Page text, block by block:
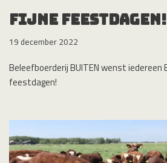
Fijne feestdagen!
19 december 2022
Beleefboerderij BUITEN wenst iedereen
feestdagen!